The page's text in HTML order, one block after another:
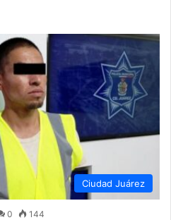
Ciudad Juárez
0 144